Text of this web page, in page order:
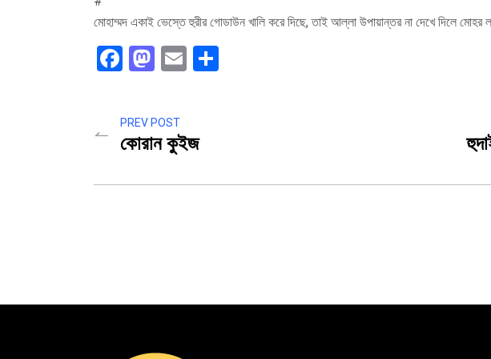
মোহাম্মদ একাই ভেস্তে হুরীর গোডাউন খালি করে দিছে, তাই আল্লা উপায়ান্তর না দেখে দিলে মোহর
Facebook
Mastodon
Email
PREV POST
কোরান কুইজ